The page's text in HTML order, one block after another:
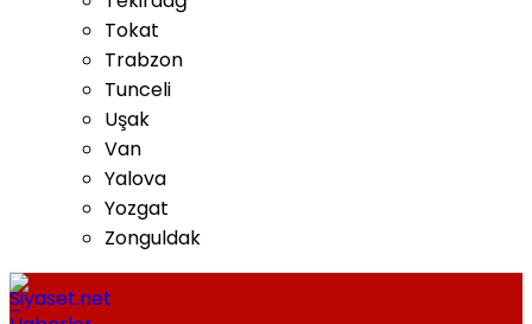
Tokat
Trabzon
Tunceli
Uşak
Van
Yalova
Yozgat
Zonguldak